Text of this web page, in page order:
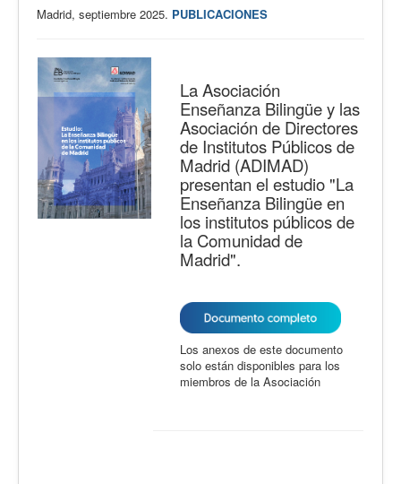
Madrid, septiembre 2025. PUBLICACIONES
La Asociación
Enseñanza Bilingüe y las
Asociación de Directores
de Institutos Públicos de
Madrid (ADIMAD)
presentan el estudio "La
Enseñanza Bilingüe en
los institutos públicos de
la Comunidad de
Madrid".
Los anexos de este documento
solo están disponibles para los
miembros de la Asociación